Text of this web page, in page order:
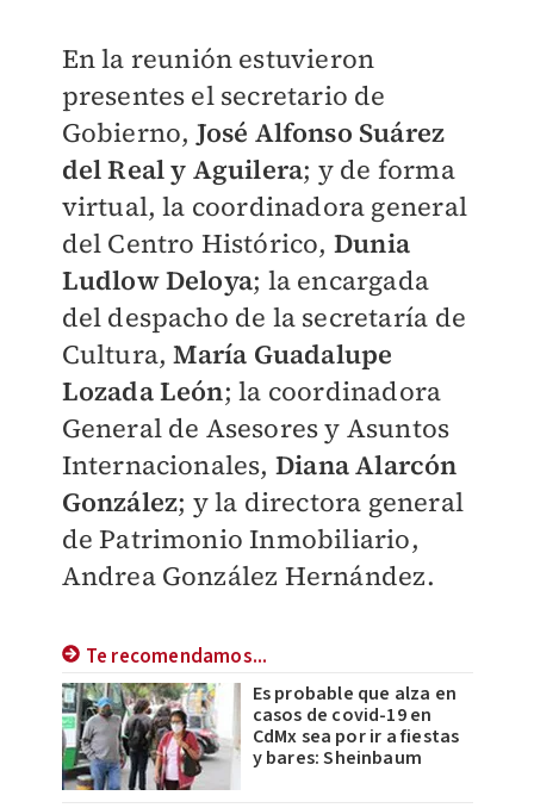
En la reunión estuvieron
presentes el secretario de
Gobierno, José Alfonso Suárez
del Real y Aguilera; y de forma
virtual, la coordinadora general
del Centro Histórico, Dunia
Ludlow Deloya; la encargada
del despacho de la secretaría de
Cultura,María Guadalupe
Lozada León; la coordinadora
General de Asesores y Asuntos
Internacionales, Diana Alarcón
González; y la directora general
de Patrimonio Inmobiliario,
Andrea González Hernández.
Te recomendamos...
Es probable que alza en
casos de covid-19 en
CdMx sea por ir a fiestas
y bares: Sheinbaum